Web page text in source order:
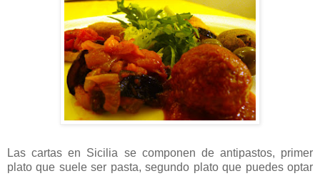
Las cartas en Sicilia se componen de antipastos, primer
plato que suele ser pasta, segundo plato que puedes optar